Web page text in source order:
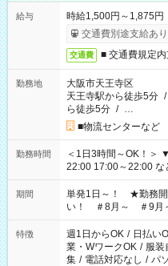
給与
時給1,500円～1,875円
交通費別途支給あり
交通費 ■ 交通費規定
勤務地
大阪市天王寺区
天王寺駅から徒歩5分 /
ら徒歩5分 / …
■物流センターなど
勤務時間
＜1日3時間～OK！＞ ▼ 例えば… ▼ 15:00～18:00 15:00～
22:00 17:00～22:00 など こちら以外の時間もお気軽にご
ださい！
期間
単発1日～！ ★勤務開
い！ ＃8月～ ＃9月
特徴 週1日からOK / 日払い
業・WワークOK / 服装
集 / 電話対応なし / パ